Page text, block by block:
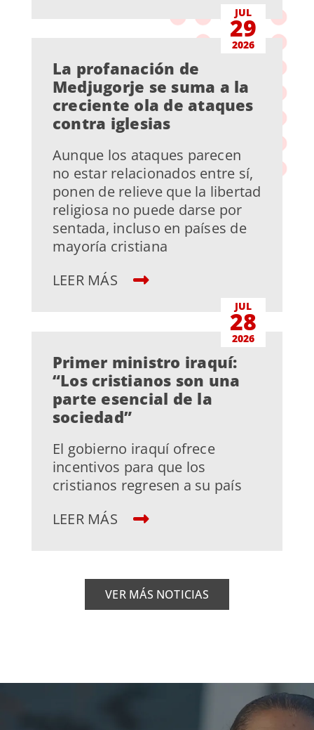
JUL
29
2026
La profanación de
Medjugorje se suma a la
creciente ola de ataques
contra iglesias
Aunque los ataques parecen
no estar relacionados entre sí,
ponen de relieve que la libertad
religiosa no puede darse por
sentada, incluso en países de
mayoría cristiana
LEER MÁS
JUL
28
2026
Primer ministro iraquí:
“Los cristianos son una
parte esencial de la
sociedad”
El gobierno iraquí ofrece
incentivos para que los
cristianos regresen a su país
LEER MÁS
VER MÁS NOTICIAS